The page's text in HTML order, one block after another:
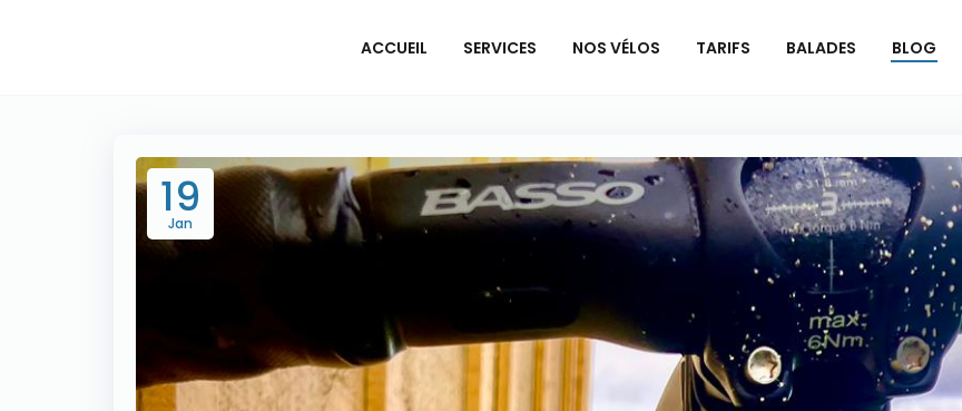
ACCUEIL SERVICES NOS VÉLOS TARIFS BALADES BLOG
19
Jan